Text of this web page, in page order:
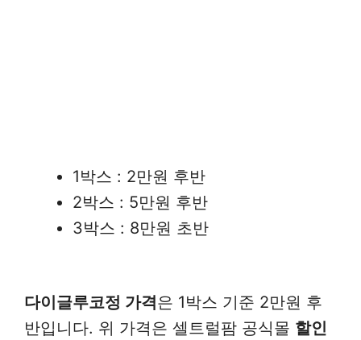
1박스 : 2만원 후반
2박스 : 5만원 후반
3박스 : 8만원 초반
다이글루코정 가격은 1박스 기준 2만원 후
반입니다. 위 가격은 셀트럴팜 공식몰 할인